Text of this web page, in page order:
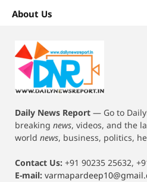
About Us
Daily News Report — Go to
breaking news, videos, and the
world news, business, politics,
Contact Us: +91 90235 25632,
E-mail: